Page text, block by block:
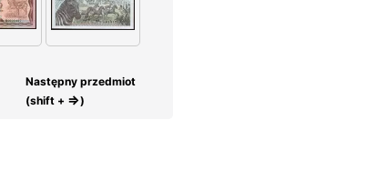
Następny przedmiot
(shift + ⇒)